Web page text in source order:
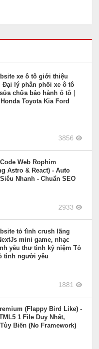
xe ô tô giới thiệu
Đại lý phân phối xe ô tô
chữa bảo hành ô tô |
Toyota Kia Ford
3856
Web Rophim
Astro & React) - Auto
Nhanh - Chuẩn SEO
2933
tỏ tình crush lãng
mini game, nhạc
yêu thư tình kỷ niệm Tỏ
tình người yêu
1881
(Flappy Bird Like) -
1 File Duy Nhất,
Biến (No Framework)